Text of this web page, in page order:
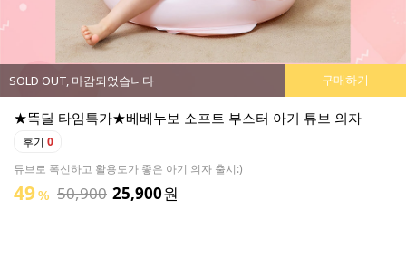
SOLD OUT, 마감되었습니다 구매하기
★똑딜 타임특가★베베누보 소프트 부스터 아기 튜브 의자
후기 0
튜브로 폭신하고 활용도가 좋은 아기 의자 출시:)
49% 50,900 25,900원